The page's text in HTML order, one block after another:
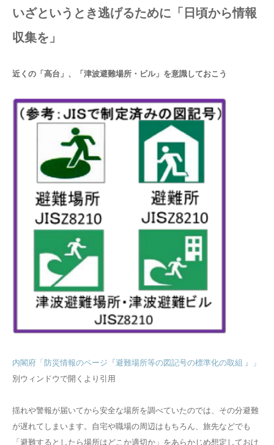
いざというとき逃げるために「日頃から情報
収集を」
近くの「高台」、「津波避難場所・ビル」を意識しておこう
内閣府「防災情報のページ『避難場所等の図記号の標準化の取組 』」
別ウィンドウで開くより引用
揺れや警報が届いてから安全な場所を調べていたのでは、その分避難
が遅れてしまいます。自宅や職場の周辺はもちろん、旅先などでも
「避難するとしたら場所はどこか適切か」をあらかじめ想定しておけ